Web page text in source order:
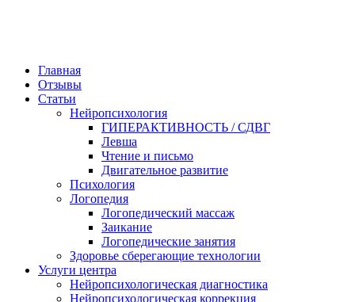
Главная
Отзывы
Статьи
Нейропсихология
ГИПЕРАКТИВНОСТЬ / СДВГ
Левша
Чтение и письмо
Двигательное развитие
Психология
Логопедия
Логопедический массаж
Заикание
Логопедические занятия
Здоровье сберегающие технологии
Услуги центра
Нейропсихологическая диагностика
Нейропсихологическая коррекция